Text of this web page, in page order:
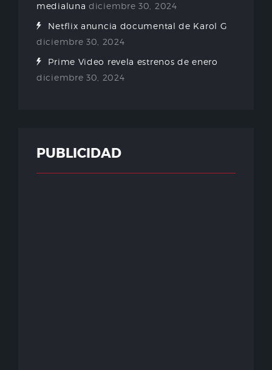
medialuna diciembre 30, 2024
Netflix anuncia documental de Karol G
diciembre 30, 2024
Prime Video revela estrenos de enero
diciembre 30, 2024
PUBLICIDAD